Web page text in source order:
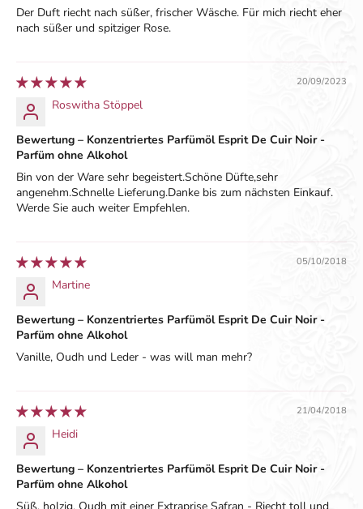
Der Duft riecht nach süßer, frischer Wäsche. Für mich riecht eher
nach süßer und spitziger Rose.
20/09/2023
Roswitha Stöppel
Bewertung – Konzentriertes Parfümöl Esprit De Cuir Noir -
Parfüm ohne Alkohol
Bin von der Ware sehr begeistert.Schöne Düfte,sehr
angenehm.Schnelle Lieferung.Danke bis zum nächsten Einkauf.
Werde Sie auch weiter Empfehlen.
05/10/2018
Martine
Bewertung – Konzentriertes Parfümöl Esprit De Cuir Noir -
Parfüm ohne Alkohol
Vanille, Oudh und Leder - was will man mehr?
21/04/2018
Heidi
Bewertung – Konzentriertes Parfümöl Esprit De Cuir Noir -
Parfüm ohne Alkohol